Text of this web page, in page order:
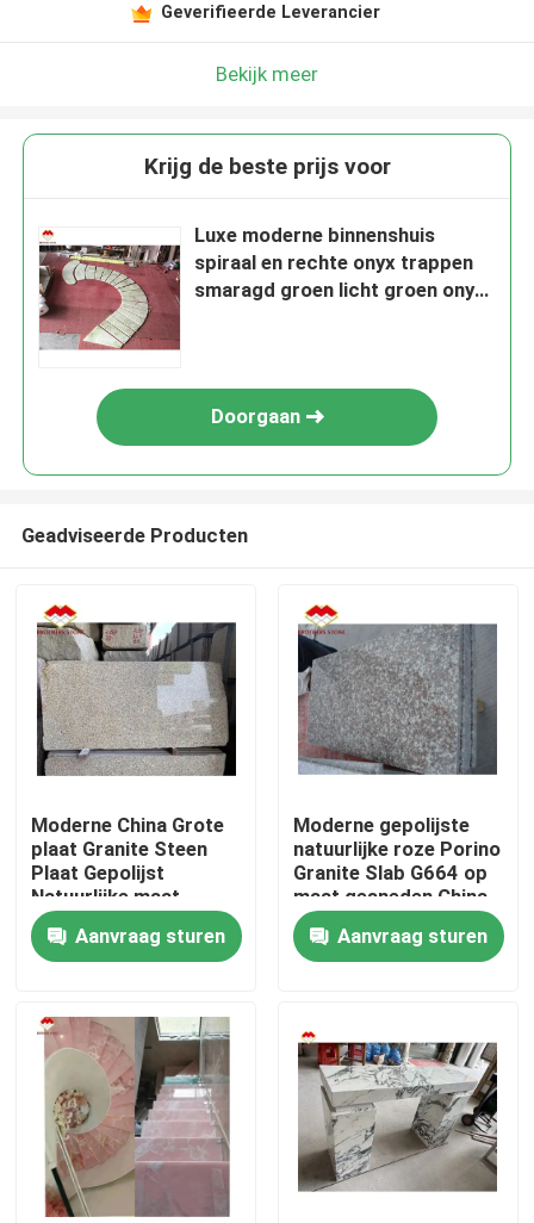
Geverifieerde Leverancier
Bekijk meer
Krijg de beste prijs voor
Luxe moderne binnenshuis
spiraal en rechte onyx trappen
smaragd groen licht groen onyx
Doorgaan
Geadviseerde Producten
Moderne China Grote
plaat Granite Steen
Plaat Gepolijst
Natuurlijke maat
Chinese Roze Porno
Roze Granit Plaat
Aanvraag sturen
Moderne gepolijste
natuurlijke roze Porino
Granite Slab G664 op
maat gesneden China
Roze Porno Rosa
prijzenAanvraag sturen